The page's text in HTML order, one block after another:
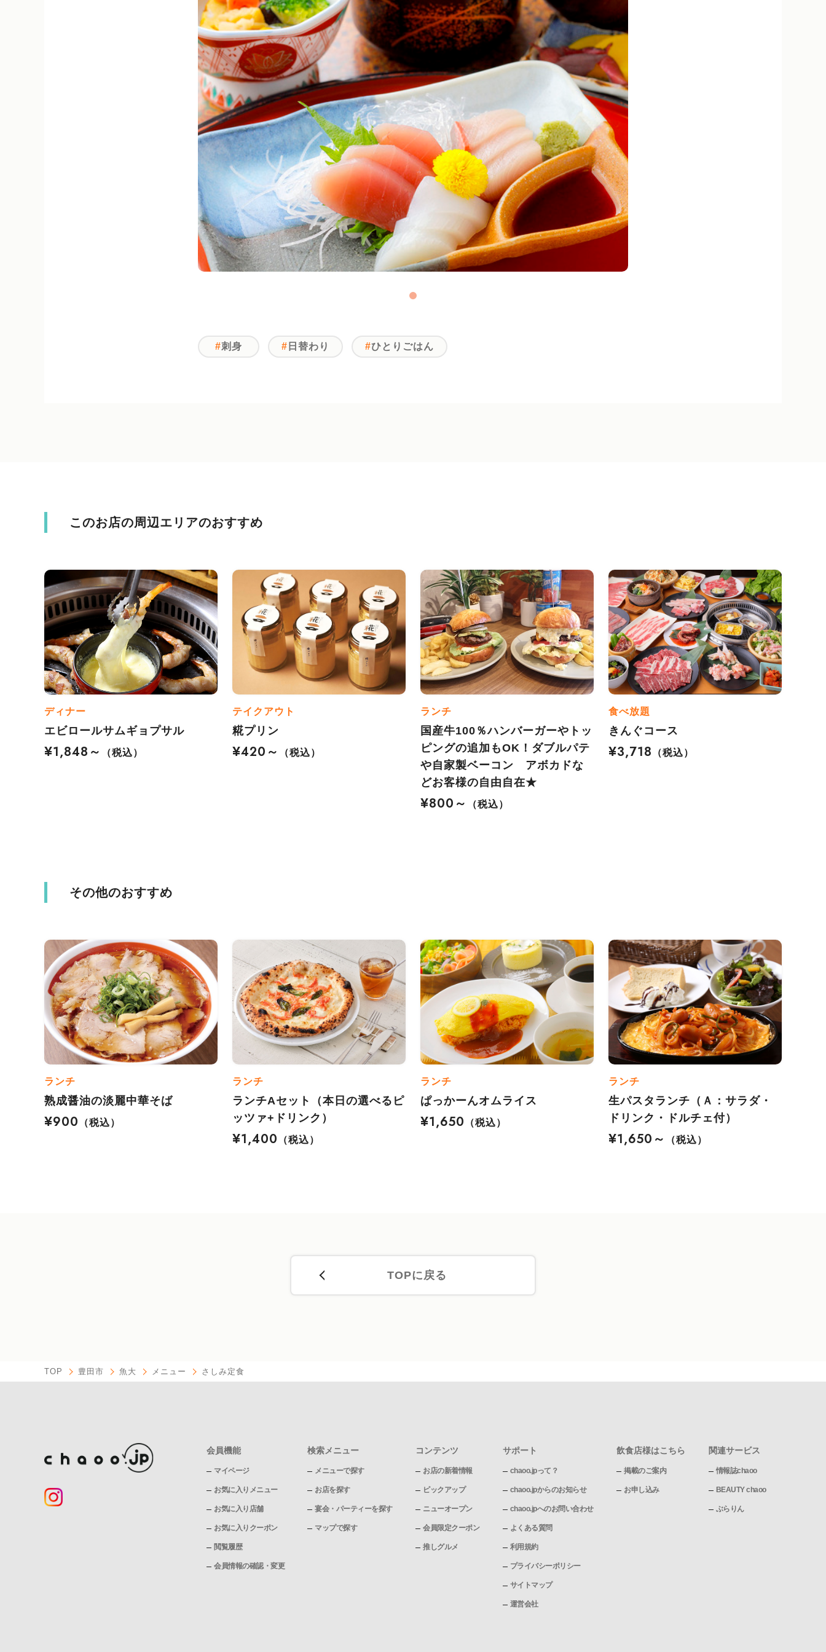
刺身 日替わり ひとりごはん
このお店の周辺エリアのおすすめ
ディナー
エビロールサムギョプサル
¥1,848～
（税込）
テイクアウト
糀プリン
¥420～
（税込）
ランチ
国産牛100％ハンバーガーやトッ
ピングの追加もOK！ダブルパテ
や自家製ベーコン アボカドな
どお客様の自由自在★
¥800～
（税込）
食べ放題
きんぐコース
¥3,718
（税込）
その他のおすすめ
ランチ
熟成醤油の淡麗中華そば
¥900
（税込）
ランチ
ランチAセット（本日の選べるピ
ッツァ+ドリンク）
¥1,400
（税込）
ランチ
ぱっかーんオムライス
¥1,650
（税込）
ランチ
生パスタランチ（Ａ：サラダ・
ドリンク・ドルチェ付）
¥1,650～
（税込）
TOPに戻る
TOP 豊田市 魚大 メニュー さしみ定食
会員機能
マイページ
お気に入りメニュー
お気に入り店舗
お気に入りクーポン
閲覧履歴
会員情報の確認・変更
検索メニュー
メニューで探す
お店を探す
宴会・パーティーを探す
マップで探す
コンテンツ
お店の新着情報
ピックアップ
ニューオープン
会員限定クーポン
推しグルメ
サポート
chaoo.jpって？
chaoo.jpからのお知らせ
chaoo.jpへのお問い合わせ
よくある質問
利用規約
プライバシーポリシー
サイトマップ
運営会社
飲食店様はこちら
掲載のご案内
お申し込み
関連サービス
情報誌chaoo
BEAUTY chaoo
ぶらりん